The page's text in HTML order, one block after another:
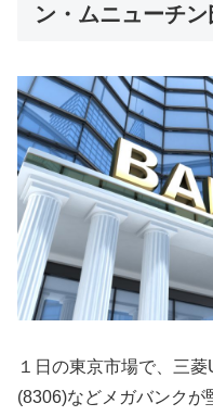
ン・ムニューチ
１日の東京市場で、三
(8306)などメガバンクが